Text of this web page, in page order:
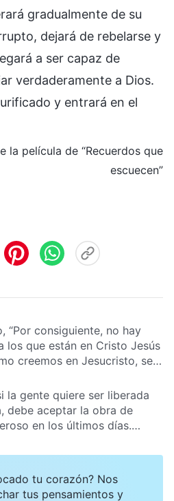
gradualmente de su
dejará de rebelarse y
a ser capaz de
verdaderamente a Dios.
y entrará en el
la película de “Recuerdos que
escuecen”
“Por consiguiente, no hay
los que están en Cristo Jesús
creemos en Jesucristo, se
seremos condenados y
de los cielos.
la gente quiere ser liberada
debe aceptar la obra de
en los últimos días.
que Dios purifica de verdad a
que sería genial si llegara un
tu corazón? Nos
tus pensamientos y